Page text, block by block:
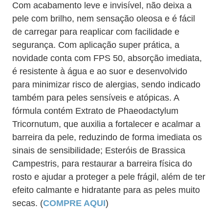
Com acabamento leve e invisível, não deixa a
pele com brilho, nem sensação oleosa e é fácil
de carregar para reaplicar com facilidade e
segurança. Com aplicação super prática, a
novidade conta com FPS 50, absorção imediata,
é resistente à água e ao suor e desenvolvido
para minimizar risco de alergias, sendo indicado
também para peles sensíveis e atópicas. A
fórmula contém Extrato de Phaeodactylum
Tricornutum, que auxilia a fortalecer e acalmar a
barreira da pele, reduzindo de forma imediata os
sinais de sensibilidade; Esteróis de Brassica
Campestris, para restaurar a barreira física do
rosto e ajudar a proteger a pele frágil, além de ter
efeito calmante e hidratante para as peles muito
secas. (COMPRE AQUI)